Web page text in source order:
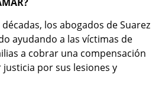
los abogados de Suarez
ayudando a las víctimas de
a cobrar una compensación
por sus lesiones y